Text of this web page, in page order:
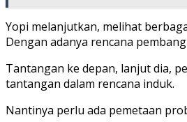
Yopi melanjutkan, melihat
Dengan adanya rencana
Tantangan ke depan, lanjut dia,
tantangan dalam rencana induk.
Nantinya perlu ada pemetaan